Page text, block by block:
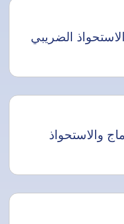
الضريبي
والاستحواذ